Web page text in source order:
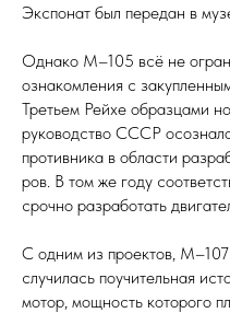
Экспонат был передан в
Однако М–105 всё не
ознакомления с
Третьем Рейхе образцами
руководство СССР
противника в области
ров. В том же году
срочно разработать
С одним из проектов,
случилась поучительная
мотор, мощность которого